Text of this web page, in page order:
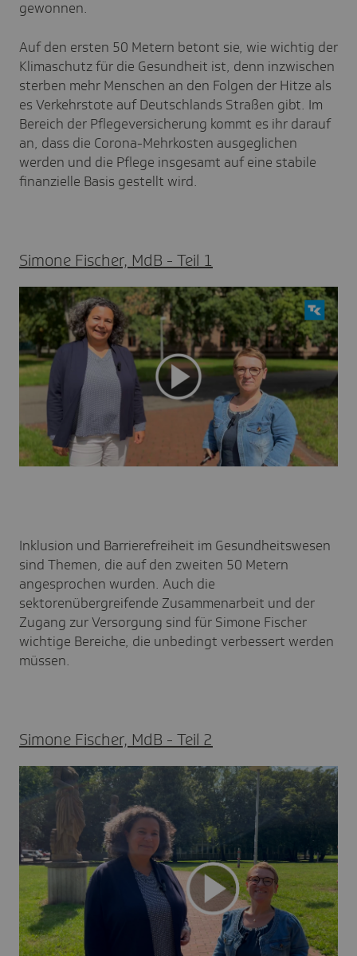
gewonnen.
Auf den ersten 50 Metern betont sie, wie wichtig der
Klimaschutz für die Gesundheit ist, denn inzwischen
sterben mehr Menschen an den Folgen der Hitze als
es Verkehrstote auf Deutschlands Straßen gibt. Im
Bereich der Pflegeversicherung kommt es ihr darauf
an, dass die Corona-Mehrkosten ausgeglichen
werden und die Pflege insgesamt auf eine stabile
finanzielle Basis gestellt wird.
Simone Fischer, MdB - Teil 1
Inklusion und Barrierefreiheit im Gesundheitswesen
sind Themen, die auf den zweiten 50 Metern
angesprochen wurden. Auch die
sektorenübergreifende Zusammenarbeit und der
Zugang zur Versorgung sind für Simone Fischer
wichtige Bereiche, die unbedingt verbessert werden
müssen.
Simone Fischer, MdB - Teil 2